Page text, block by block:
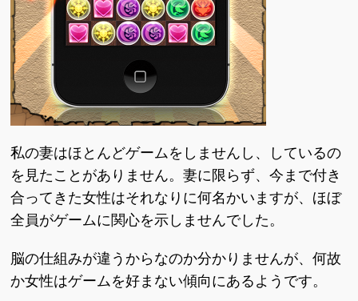
私の妻はほとんどゲームをしませんし、しているの
を見たことがありません。妻に限らず、今まで付き
合ってきた女性はそれなりに何名かいますが、ほぼ
全員がゲームに関心を示しませんでした。
脳の仕組みが違うからなのか分かりませんが、何故
か女性はゲームを好まない傾向にあるようです。